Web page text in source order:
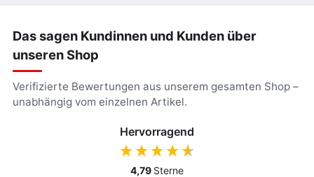
Das sagen Kundinnen und Kunden über
unseren Shop
Verifizierte Bewertungen aus unserem gesamten Shop –
unabhängig vom einzelnen Artikel.
Hervorragend
4,79 Sterne